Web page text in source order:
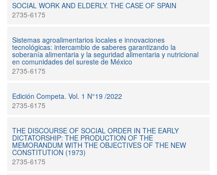
SOCIAL WORK AND ELDERLY. THE CASE OF SPAIN
2735-6175
Sistemas agroalimentarios locales e innovaciones
tecnológicas: intercambio de saberes garantizando la
soberanía alimentaria y la seguridad alimentaria y nutricional
en comunidades del sureste de México
2735-6175
Edición Competa. Vol. 1 N°19 /2022
2735-6175
THE DISCOURSE OF SOCIAL ORDER IN THE EARLY
DICTATORSHIP: THE PRODUCTION OF THE
MEMORANDUM WITH THE OBJECTIVES OF THE NEW
CONSTITUTION (1973)
2735-6175